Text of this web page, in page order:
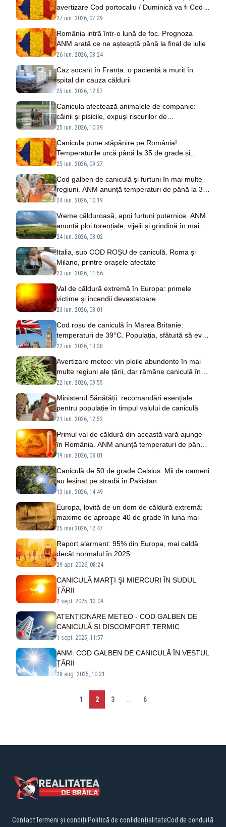
avertizare Cod portocaliu / Duminică va fi Cod
roșu
27 iun. 2026, 07:39
România intră într-o lună de foc. Prognoza
ANM arată ce ne așteaptă până la final de iulie
26 iun. 2026, 08:24
Caz șocant în Franța: o pacientă a murit în
spital din cauza căldurii
25 iun. 2026, 12:57
Canicula afectează animalele de companie:
câinii și pisicile, expuși riscurilor de
supraîncălzire
25 iun. 2026, 10:39
Canicula pune stăpânire pe România!
Temperaturile urcă până la 35 de grade și
apare prima noapte tropicală în Capitală
25 iun. 2026, 09:27
Cod galben de caniculă și furtuni în mai multe
regiuni. ANM anunță temperaturi de până la 35
de grade
24 iun. 2026, 10:19
Vreme călduroasă, apoi furtuni puternice. ANM
anunță ploi torențiale, vijelii și grindină în mai
multe zone din țară
24 iun. 2026, 08:02
Italia, sub COD ROȘU de caniculă. Roma și
Milano, printre orașele afectate
23 iun. 2026, 11:56
Val de căldură extremă în Europa: primele
victime și incendii devastatoare
23 iun. 2026, 08:01
Cod roșu de caniculă în Marea Britanie:
temperaturi de 39°C. Populația, sfătuită să evite
deplasările neesențiale
22 iun. 2026, 13:38
Avertizare meteo: vin ploile abundente în mai
multe regiuni ale țării, dar rămâne caniculă în
sud-est
22 iun. 2026, 09:55
Ministerul Sănătății: recomandări esențiale
pentru populație în timpul valului de caniculă
21 iun. 2026, 12:52
Primul val de căldură din această vară ajunge
în România. ANM anunță temperaturi de până
la 36 de grade
19 iun. 2026, 08:01
Caniculă de 50 de grade Celsius. Mii de oameni
au leșinat pe stradă în Pakistan
13 iun. 2026, 14:49
Europa, lovită de un dom de căldură extremă:
maxime de aproape 40 de grade în luna mai
25 mai 2026, 12:47
Raport alarmant: 95% din Europa, mai caldă
decât normalul în 2025
29 apr. 2026, 08:24
CANICULĂ MARŢI ŞI MIERCURI ÎN SUDUL
ȚĂRII
2 sept. 2025, 13:09
ATENȚIONARE METEO - COD GALBEN DE
CANICULĂ ȘI DISCOMFORT TERMIC
1 sept. 2025, 11:57
ANM: COD GALBEN DE CANICULĂ ÎN VESTUL
ȚĂRII
28 aug. 2025, 10:31
1 2 3 6
ContactTermeni și condițiiPolitică de confidențialitateCod de conduită